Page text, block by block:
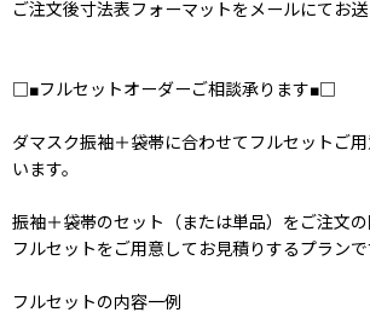
ご注文後寸法表フォーマットをメールにてお送
□■フルセットオーダーご相談承ります■□
ダマスク振袖＋袋帯に合わせてフルセットご
います。
振袖＋袋帯のセット（または単品）をご注文の
フルセットをご用意してお見積りするプランで
フルセットの内容一例